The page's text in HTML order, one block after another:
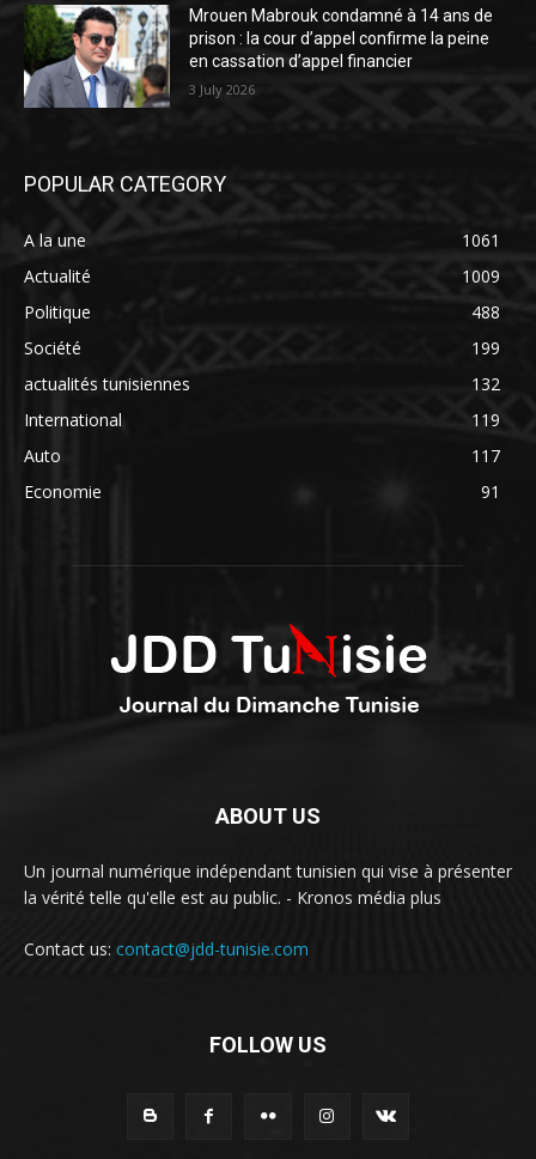
Mrouen Mabrouk condamné à 14 ans de
prison : la cour d’appel confirme la peine
en cassation d’appel financier
3 July 2026
POPULAR CATEGORY
A la une
1061
Actualité
1009
Politique
488
Société
199
actualités tunisiennes
132
International
119
Auto
117
Economie
91
ABOUT US
Un journal numérique indépendant tunisien qui vise à présenter
la vérité telle qu'elle est au public. - Kronos média plus
Contact us: contact@jdd-tunisie.com
FOLLOW US